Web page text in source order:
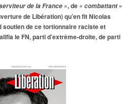
de la France », de « combattant»
de Libération) qu’en fit Nicolas
soutien de ce tortionnaire raciste et
le FN, parti d’extrême-droite, de parti